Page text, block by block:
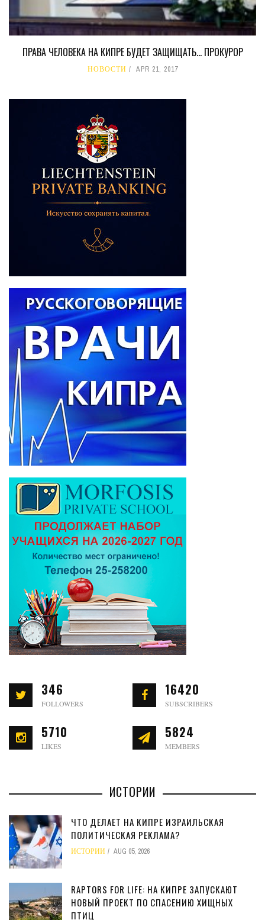
ПРАВА ЧЕЛОВЕКА НА КИПРЕ БУДЕТ ЗАЩИЩАТЬ… ПРОКУРОР
НОВОСТИ APR 21, 2017
346
FOLLOWERS
16420
SUBSCRIBERS
5710
LIKES
5824
MEMBERS
ИСТОРИИ
ЧТО ДЕЛАЕТ НА КИПРЕ ИЗРАИЛЬСКАЯ
ПОЛИТИЧЕСКАЯ РЕКЛАМА?
ИСТОРИИ AUG 05, 2026
RAPTORS FOR LIFE: НА КИПРЕ ЗАПУСКАЮТ
НОВЫЙ ПРОЕКТ ПО СПАСЕНИЮ ХИЩНЫХ
ПТИЦ